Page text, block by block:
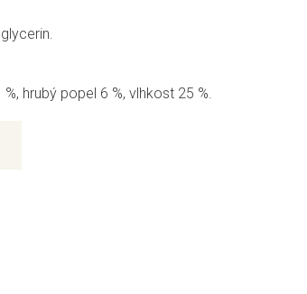
hrubý popel 6 %, vlhkost 25 %.